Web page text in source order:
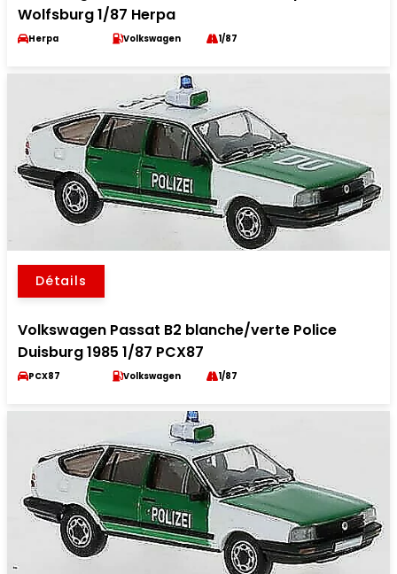
Wolfsburg 1/87 Herpa
Herpa Volkswagen 1/87
Détails
Volkswagen Passat B2 blanche/verte Police
Duisburg 1985 1/87 PCX87
PCX87 Volkswagen 1/87